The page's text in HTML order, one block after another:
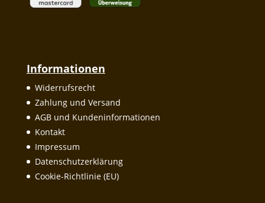
Informationen
Widerrufsrecht
Zahlung und Versand
AGB und Kundeninformationen
Kontakt
Impressum
Datenschutzerklärung
Cookie-Richtlinie (EU)